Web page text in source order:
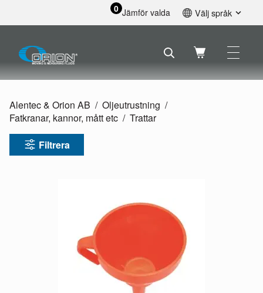
0 Jämför valda Välj språk
Svenska
Français
Nederlands
Alentec & Orion AB
Oljeutrustning
Fatkranar, kannor, mått etc
Trattar
Filtrera